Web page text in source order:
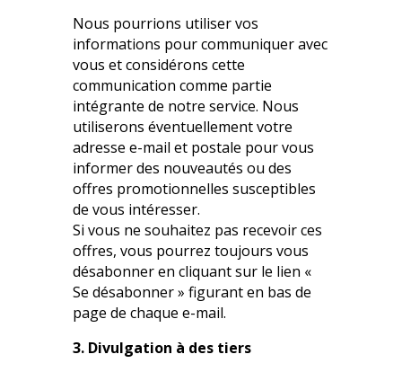
Nous pourrions utiliser vos
informations pour communiquer avec
vous et considérons cette
communication comme partie
intégrante de notre service. Nous
utiliserons éventuellement votre
adresse e-mail et postale pour vous
informer des nouveautés ou des
offres promotionnelles susceptibles
de vous intéresser.
Si vous ne souhaitez pas recevoir ces
offres, vous pourrez toujours vous
désabonner en cliquant sur le lien «
Se désabonner » figurant en bas de
page de chaque e-mail.
3. Divulgation à des tiers